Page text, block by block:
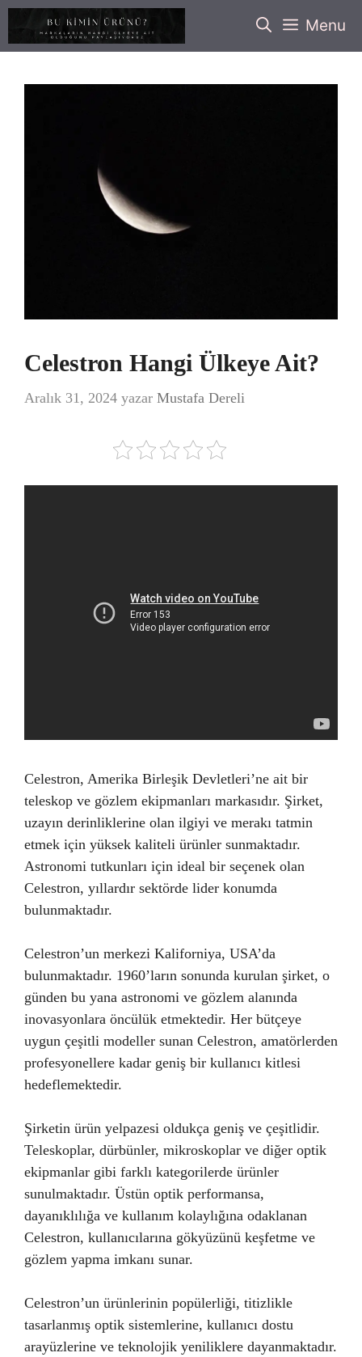
İçeriğe
Menu
Celestron Hangi Ülkeye Ait?
Aralık 31, 2024 yazar Mustafa Dereli
Celestron, Amerika Birleşik Devletleri’ne ait bir
teleskop ve gözlem ekipmanları markasıdır. Şirket,
uzayın derinliklerine olan ilgiyi ve merakı tatmin
etmek için yüksek kaliteli ürünler sunmaktadır.
Astronomi tutkunları için ideal bir seçenek olan
Celestron, yıllardır sektörde lider konumda
bulunmaktadır.
Celestron’un merkezi Kaliforniya, USA’da
bulunmaktadır. 1960’ların sonunda kurulan şirket, o
günden bu yana astronomi ve gözlem alanında
inovasyonlara öncülük etmektedir. Her bütçeye
uygun çeşitli modeller sunan Celestron, amatörlerden
profesyonellere kadar geniş bir kullanıcı kitlesi
hedeflemektedir.
Şirketin ürün yelpazesi oldukça geniş ve çeşitlidir.
Teleskoplar, dürbünler, mikroskoplar ve diğer optik
ekipmanlar gibi farklı kategorilerde ürünler
sunulmaktadır. Üstün optik performansa,
dayanıklılığa ve kullanım kolaylığına odaklanan
Celestron, kullanıcılarına gökyüzünü keşfetme ve
gözlem yapma imkanı sunar.
Celestron’un ürünlerinin popülerliği, titizlikle
tasarlanmış optik sistemlerine, kullanıcı dostu
arayüzlerine ve teknolojik yeniliklere dayanmaktadır.